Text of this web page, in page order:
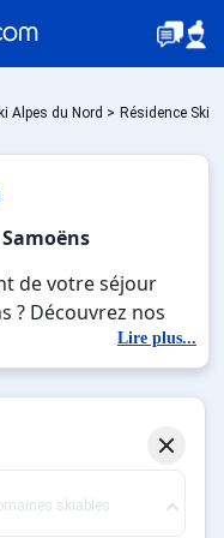
Alpes du Nord > Résidence Ski
de votre séjour
? Découvrez nos
pour skier sans
les yeux et
Ski Samoëns,
les pistes de ski et
week-end ou pour
Lire plus...
skiables